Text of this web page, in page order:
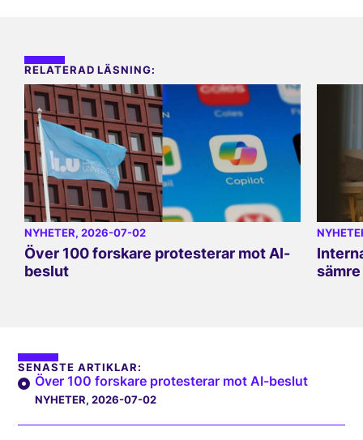
RELATERAD LÄSNING:
NYHETER, 2026-07-02
Över 100 forskare protesterar mot AI-
beslut
SENASTE ARTIKLAR:
Över 100 forskare protesterar mot AI-beslut
NYHETER, 2026-07-02